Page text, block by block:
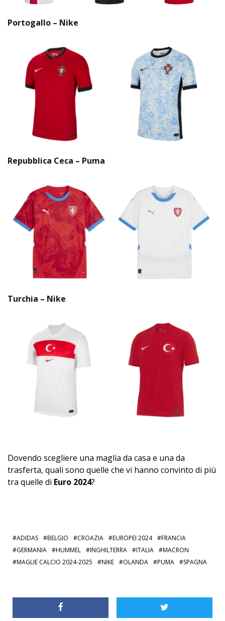
Portogallo – Nike
Repubblica Ceca – Puma
Turchia – Nike
Dovendo scegliere una maglia da casa e una da
trasferta, quali sono quelle che vi hanno convinto di più
tra quelle di Euro 2024?
ADIDAS BELGIO CROAZIA EUROPEI 2024
FRANCIA
GERMANIA
HUMMEL INGHILTERRA ITALIA
MACRON
MAGLIE CALCIO 2024-2025
NIKE OLANDA PUMA SPAGNA